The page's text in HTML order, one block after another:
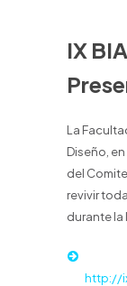
IX
La
Diseño,
del
revivir
durante la
http://